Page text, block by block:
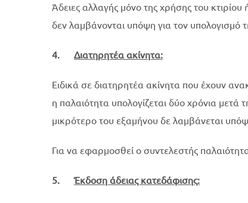
Άδειες αλλαγής μόνο της χρήσης του
δεν λαμβάνονται υπόψη για τον υπολογισμό
4. Διατηρητέα ακίνητα:
Ειδικά σε διατηρητέα ακίνητα που έχουν
η παλαιότητα υπολογίζεται δύο χρόνια μετά
μικρότερο του εξαμήνου δε λαμβάνεται
Για να εφαρμοσθεί ο συντελεστής
5.Έκδοση άδειας κατεδάφισης: